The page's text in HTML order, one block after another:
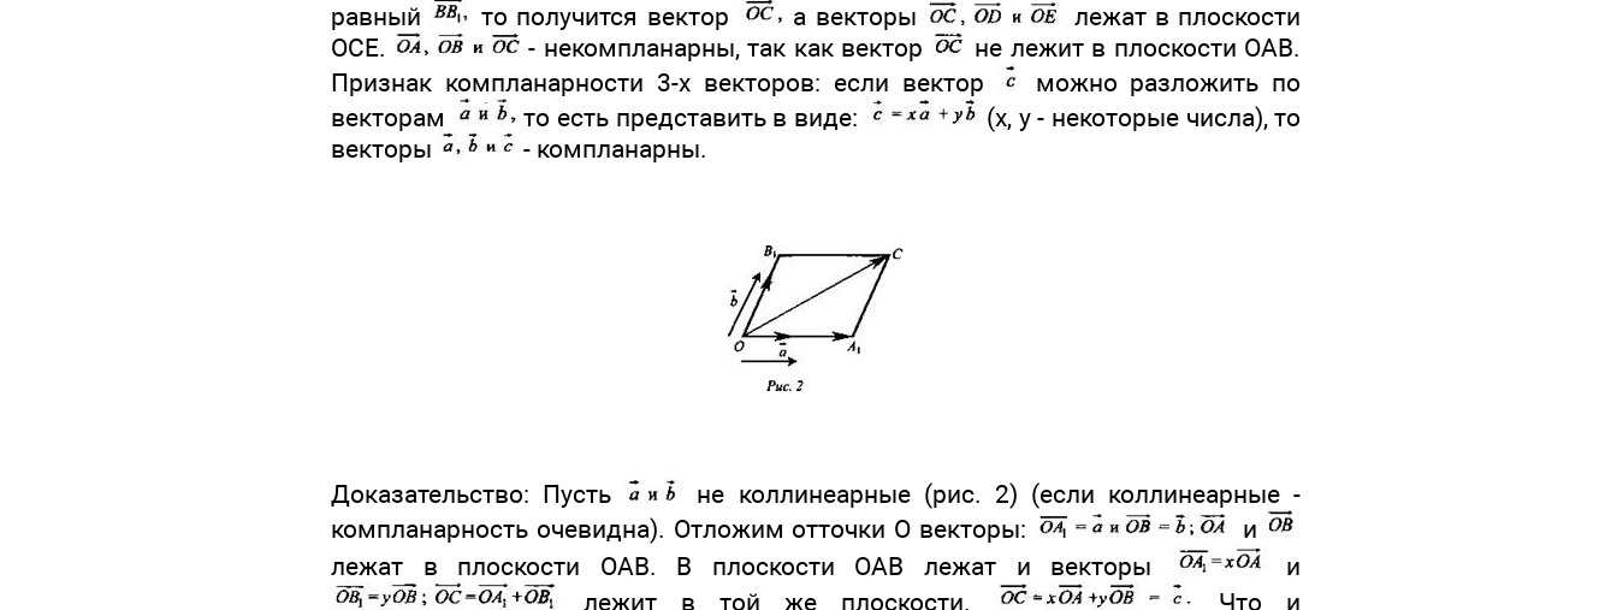
равный
то получится вектор а векторы
лежат в плоскости
ОСЕ.
- некомпланарны, так как вектор
не лежит в плоскости ОАВ.
Признак компланарности 3-х векторов: если вектор
можно разложить по
векторам
то есть представить в виде:
(х, у - некоторые числа), то
векторы
- компланарны.
Доказательство: Пусть
не коллинеарные (рис. 2) (если коллинеарные -
компланарность очевидна). Отложим отточки О векторы:
и
лежат в плоскости ОАВ. В плоскости ОАВ лежат и векторы
и
лежит в той же плоскости.
Что и